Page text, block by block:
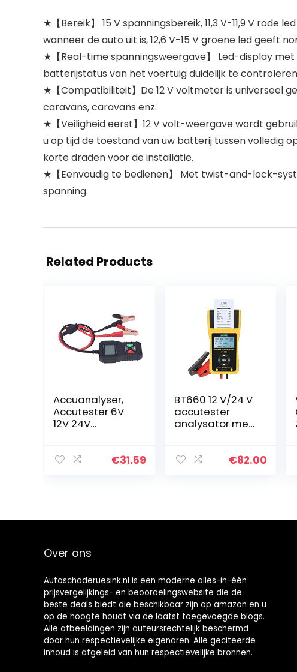
★【Bereik】 15 V spanningsbereik, 11,3 V-11,9 V
wanneer de auto uit is, 12,6 V-15 V groene led geeft
★【Real-time spanningsweergave】 Led-display
batterijstatus van het voertuig duidelijk te
★【Compatibiliteit】De 12 V voltmeter is universeel
caravans, caravans enz.
★【Veiligheid eerst】12 V volt-weergave wordt
u op tijd de toestand van uw batterij tussen volledig
korte draden voor de installatie.
★【Eenvoudig te bedienen】 Met twist-and-lock-
spanning.
Related Products
Accuanalyser,
Accutester 6V
12V 24V
voor
€31.59
BT660 12 V/24 V
accutester
analysator met
overstroomde
€82.00
Over ons
Autoschaderuesink.nl is een moderne alles-in-één
prijsvergelijkings- en beoordelingswebsite die de
beste deals biedt die beschikbaar zijn op amazon en u
op de hoogte houdt via de laatst toegevoegde blogs.
Alle afbeeldingen zijn auteursrechtelijk beschermd
door hun respectievelijke eigenaren. Alle geciteerde
inhoud is afgeleid van hun respectievelijke bronnen.